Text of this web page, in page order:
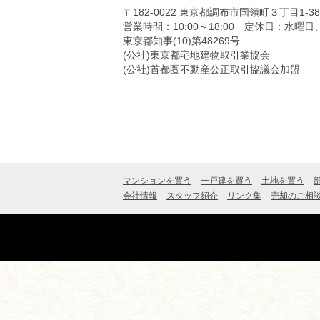
〒182-0022 東京都調布市国領町３丁目1-
営業時間：10:00～18:00 定休日：水曜日
東京都知事(10)第48269号
(公社)東京都宅地建物取引業協会
(公社)首都圏不動産公正取引協議会加盟
マンションを買う 一戸建を買う 土地を買う
会社情報
スタッフ紹介 リンク集 売却のご相